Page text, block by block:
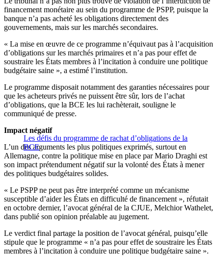
financement monétaire au sein du programme de PSPP, puisque la
banque n’a pas acheté les obligations directement des
gouvernements, mais sur les marchés secondaires.
« La mise en œuvre de ce programme n’équivaut pas à l’acquisition
d’obligations sur les marchés primaires et n’a pas pour effet de
soustraire les États membres à l’incitation à conduire une politique
budgétaire saine », a estimé l’institution.
Le programme disposait notamment des garanties nécessaires pour
que les acheteurs privés ne puissent être sûr, lors de l’achat
d’obligations, que la BCE les lui rachèterait, souligne le
communiqué de presse.
Les défis du programme de rachat d’obligations de la
BCE
Impact négatif
L’un des arguments les plus politiques exprimés, surtout en
Allemagne, contre la politique mise en place par Mario Draghi est
son impact prétendument négatif sur la volonté des États à mener
des politiques budgétaires solides.
« Le PSPP ne peut pas être interprété comme un mécanisme
susceptible d’aider les États en difficulté de financement », réfutait
en octobre dernier, l’avocat général de la CJUE, Melchior Wathelet,
dans publié son opinion préalable au jugement.
Le verdict final partage la position de l’avocat général, puisqu’elle
stipule que le programme « n’a pas pour effet de soustraire les États
membres à l’incitation à conduire une politique budgétaire saine ».